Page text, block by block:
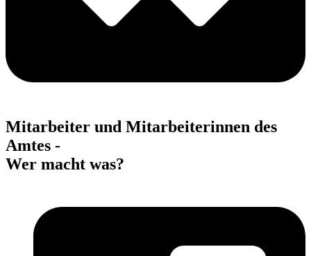
Mitarbeiter und Mitarbeiterinnen des
Amtes -
Wer macht was?